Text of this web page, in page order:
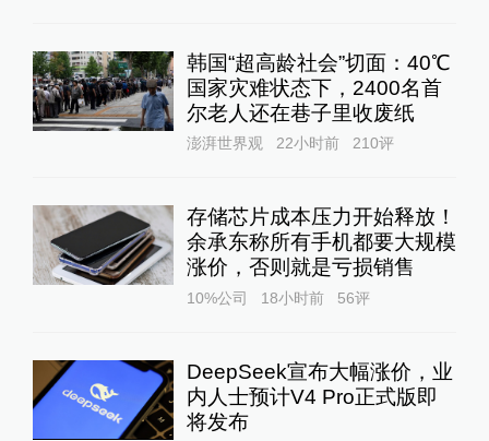
韩国“超高龄社会”切面：40℃
国家灾难状态下，2400名首
尔老人还在巷子里收废纸
澎湃世界观 22小时前 210评
存储芯片成本压力开始释放！
余承东称所有手机都要大规模
涨价，否则就是亏损销售
10%公司 18小时前 56评
DeepSeek宣布大幅涨价，业
内人士预计V4 Pro正式版即
将发布